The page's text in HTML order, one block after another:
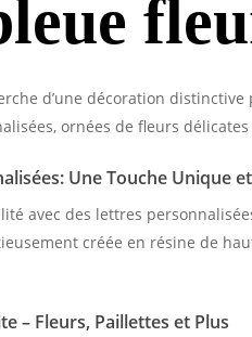
d’une décoration
ornées de fleurs
Une Touche Unique
avec des lettres
créée en résine de
– Fleurs, Paillettes et Plus